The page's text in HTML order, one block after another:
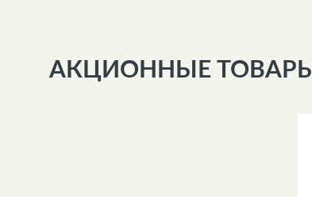
АКЦИОННЫЕ ТОВАРЫ